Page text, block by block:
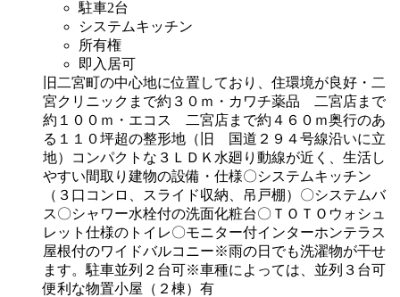
駐車2台
システムキッチン
所有権
即入居可
旧二宮町の中心地に位置しており、住環境が良好・二
宮クリニックまで約３０ｍ・カワチ薬品 二宮店まで
約１００ｍ・エコス 二宮店まで約４６０ｍ奥行のあ
る１１０坪超の整形地（旧 国道２９４号線沿いに立
地）コンパクトな３ＬＤＫ水廻り動線が近く、生活し
やすい間取り建物の設備・仕様〇システムキッチン
（３口コンロ、スライド収納、吊戸棚）〇システムバ
ス〇シャワー水栓付の洗面化粧台〇ＴＯＴＯウォシュ
レット仕様のトイレ〇モニター付インターホンテラス
屋根付のワイドバルコニー※雨の日でも洗濯物が干せ
ます。駐車並列２台可※車種によっては、並列３台可
便利な物置小屋（２棟）有